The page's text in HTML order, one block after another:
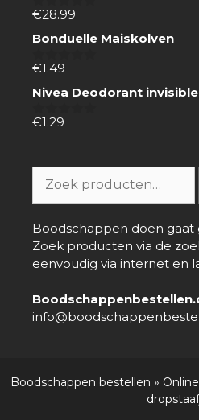
0
5
€28.99
Bonduelle Maiskolven
0
5
€1.49
Nivea Deodorant
0
€1.29
naar:
Boodschappen doen gaat
Zoek producten via de
eenvoudig via internet en
Boodschappen bestellen »